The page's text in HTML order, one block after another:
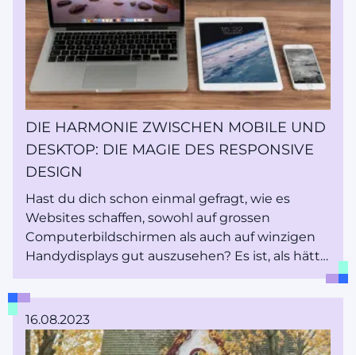
Wahrheiten über die unschätzbaren Vorteile
aufdecken, die die Zusammenarbeit mit einem
erfahrenen Webdesigner wie mir mit sich
bringen kann.
DIE HARMONIE ZWISCHEN MOBILE UND
DESKTOP: DIE MAGIE DES RESPONSIVE
DESIGN
Hast du dich schon einmal gefragt, wie es
Websites schaffen, sowohl auf grossen
Computerbildschirmen als auch auf winzigen
Handydisplays gut auszusehen? Es ist, als hätte
man ein Kleid, das einem perfekt passt, egal wo
man hingeht. Dieser clevere Trick wird
Responsive Design genannt, und heute werfen
wir einen Blick hinter den Vorhang, um zu
verstehen, wie es funktioniert.
16.08.2023